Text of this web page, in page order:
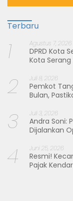
Terbaru
1 Agustus 7, 2026
DPRD Kota
Kota
2 Juli 8, 2026
Pemkot
Bulan,
3 Juli 3, 2026
Andra Soni:
Dijalankan
4 Juni 25, 2026
Resmi!
Pajak